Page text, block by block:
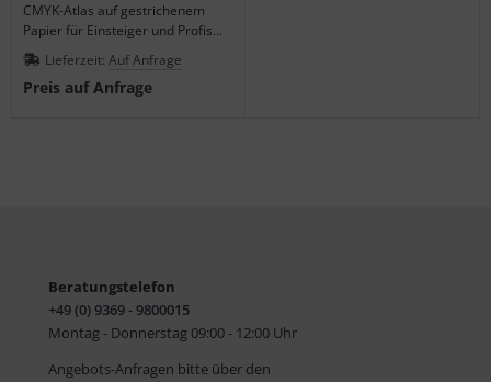
CMYK-Atlas auf gestrichenem
Papier für Einsteiger und Profis
mit vollständigem
Schwarzüberdruck.
Lieferzeit: Auf Anfrage
Preis auf Anfrage
Beratungstelefon
+49 (0) 9369 - 9800015
Montag - Donnerstag 09:00 - 12:00 Uhr
Angebots-Anfragen bitte über den